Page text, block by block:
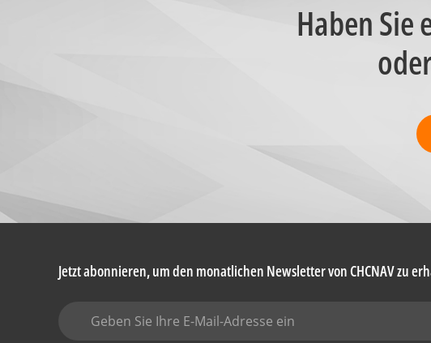
Haben Sie
Jetzt abonnieren, um den monatlichen Newsletter von CHCNAV zu